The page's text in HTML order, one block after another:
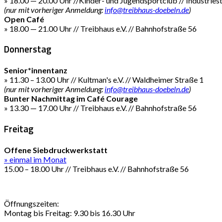
(nur mit vorheriger Anmeldung: info@treibhaus-doebeln.de)
Open Café
» 18.00 — 21.00 Uhr // Treibhaus e.V. // Bahnhofstraße 56
Donnerstag
Senior*innentanz
» 11.30 – 13.00 Uhr // Kultman's e.V. // Waldheimer Straße 1
(nur mit vorheriger Anmeldung: info@treibhaus-doebeln.de)
Bunter Nachmittag im Café Courage
» 13.30 — 17.00 Uhr // Treibhaus e.V. // Bahnhofstraße 56
Freitag
Offene Siebdruckwerkstatt
» einmal im Monat
15.00 – 18.00 Uhr // Treibhaus e.V. // Bahnhofstraße 56
Öffnungszeiten:
Montag bis Freitag: 9.30 bis 16.30 Uhr